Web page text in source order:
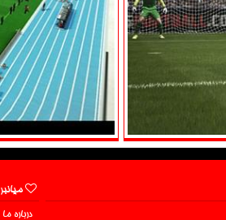
درباره ما